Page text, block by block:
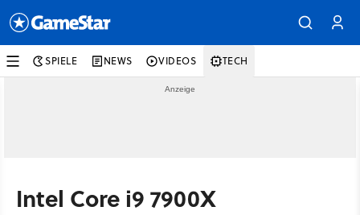
SPIELE NEWS VIDEOS TECH
Intel Core i9 7900X